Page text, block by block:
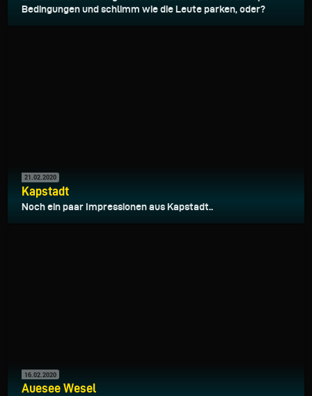
Bedingungen und schlimm wie die Leute parken, oder?
21.02.2020
Kapstadt
Noch ein paar Impressionen aus Kapstadt..
16.02.2020
Auesee Wesel